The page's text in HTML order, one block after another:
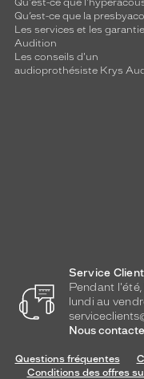
Qu'est-ce que
Qu’est-ce que la
Les services et les
Audition
Les conseils d'un
audioprothésiste Krys
Service
Pendant
lundi au
Nous
Questions fréquentes
Conditions des offres